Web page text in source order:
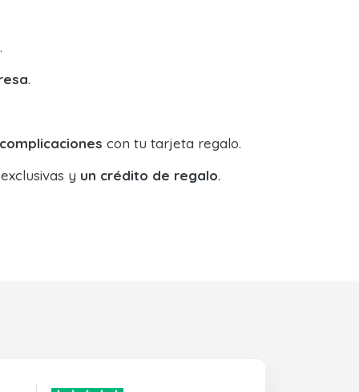
.
.
con tu tarjeta regalo.
y un crédito de regalo.